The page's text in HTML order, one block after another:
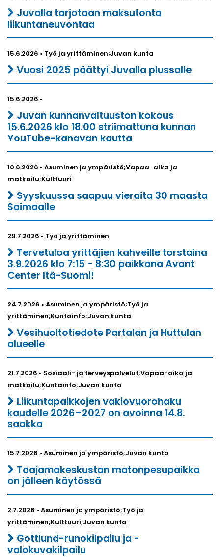
Juvalla tarjotaan maksutonta
liikuntaneuvontaa
15.6.2026 • Työ ja yrittäminen;Juvan kunta
Vuosi 2025 päättyi Juvalla plussalle
15.6.2026 •
Juvan kunnanvaltuuston kokous
15.6.2026 klo 18.00 striimattuna kunnan
YouTube-kanavan kautta
10.6.2026 • Asuminen ja ympäristö;Vapaa-aika ja
matkailu;Kulttuuri
Syyskuussa saapuu vieraita 30 maasta
Saimaalle
29.7.2026 • Työ ja yrittäminen
Tervetuloa yrittäjien kahveille torstaina
3.9.2026 klo 7:15 - 8:30 paikkana Avant
Center Itä-Suomi!
24.7.2026 • Asuminen ja ympäristö;Työ ja
yrittäminen;Kuntainfo;Juvan kunta
Vesihuoltotiedote Partalan ja Huttulan
alueelle
21.7.2026 • Sosiaali- ja terveyspalvelut;Vapaa-aika ja
matkailu;Kuntainfo;Juvan kunta
Liikuntapaikkojen vakiovuorohaku
kaudelle 2026–2027 on avoinna 14.8.
saakka
15.7.2026 • Asuminen ja ympäristö;Juvan kunta
Taajamakeskustan matonpesupaikka
on jälleen käytössä
2.7.2026 • Asuminen ja ympäristö;Työ ja
yrittäminen;Kulttuuri;Juvan kunta
Gottlund-runokilpailu ja -
valokuvakilpailu